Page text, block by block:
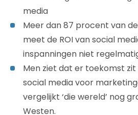
media
Meer dan 87 procent van
meet de ROI van social
inspanningen niet
Men ziet dat er toekomst
social media voor
vergelijkt ‘die wereld’ nog
Westen.